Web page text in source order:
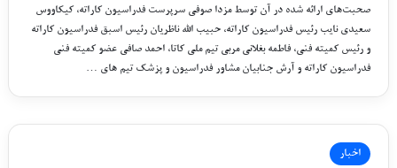
صحبت‌های ارائه شده در آن توسط مزدا صوفی سرپرست فدراسیون کاراته، کیکاووس
سعیدی نایب رئیس فدراسیون کاراته، حبیب الله ناظریان رئیس اسبق فدراسیون کاراته
و رئیس کمیته فنی، فاطمه بغلانی مربی تیم ملی کاتا، احمد صافی عضو کمیته فنی
فدراسیون کاراته و آرش جنابیان مشاور فدراسیون و پزشک تیم های …
اخبار